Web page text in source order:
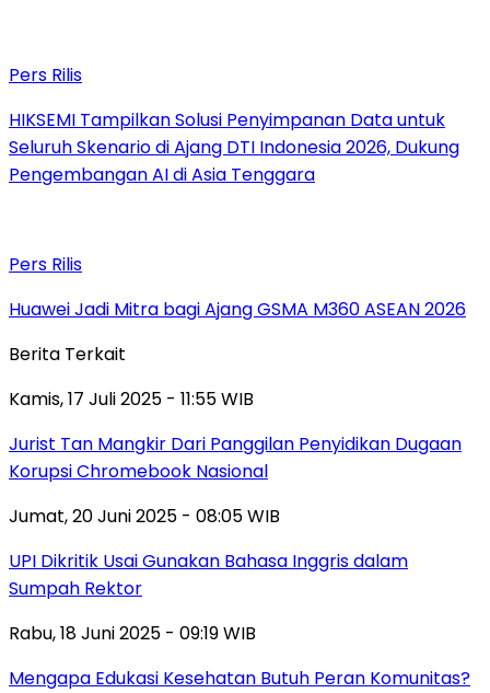
Pers Rilis
HIKSEMI Tampilkan Solusi Penyimpanan Data untuk
Seluruh Skenario di Ajang DTI Indonesia 2026, Dukung
Pengembangan AI di Asia Tenggara
Pers Rilis
Huawei Jadi Mitra bagi Ajang GSMA M360 ASEAN 2026
Berita Terkait
Kamis, 17 Juli 2025 - 11:55 WIB
Jurist Tan Mangkir Dari Panggilan Penyidikan Dugaan
Korupsi Chromebook Nasional
Jumat, 20 Juni 2025 - 08:05 WIB
UPI Dikritik Usai Gunakan Bahasa Inggris dalam
Sumpah Rektor
Rabu, 18 Juni 2025 - 09:19 WIB
Mengapa Edukasi Kesehatan Butuh Peran Komunitas?